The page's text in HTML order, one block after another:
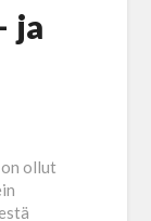
ja
ollut